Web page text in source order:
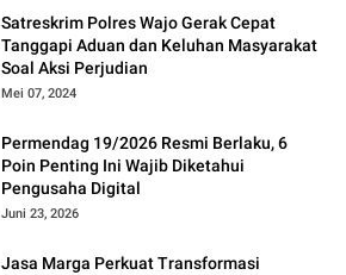
Satreskrim Polres Wajo Gerak Cepat
Tanggapi Aduan dan Keluhan Masyarakat
Soal Aksi Perjudian
Mei 07, 2024
Permendag 19/2026 Resmi Berlaku, 6
Poin Penting Ini Wajib Diketahui
Pengusaha Digital
Juni 23, 2026
Jasa Marga Perkuat Transformasi